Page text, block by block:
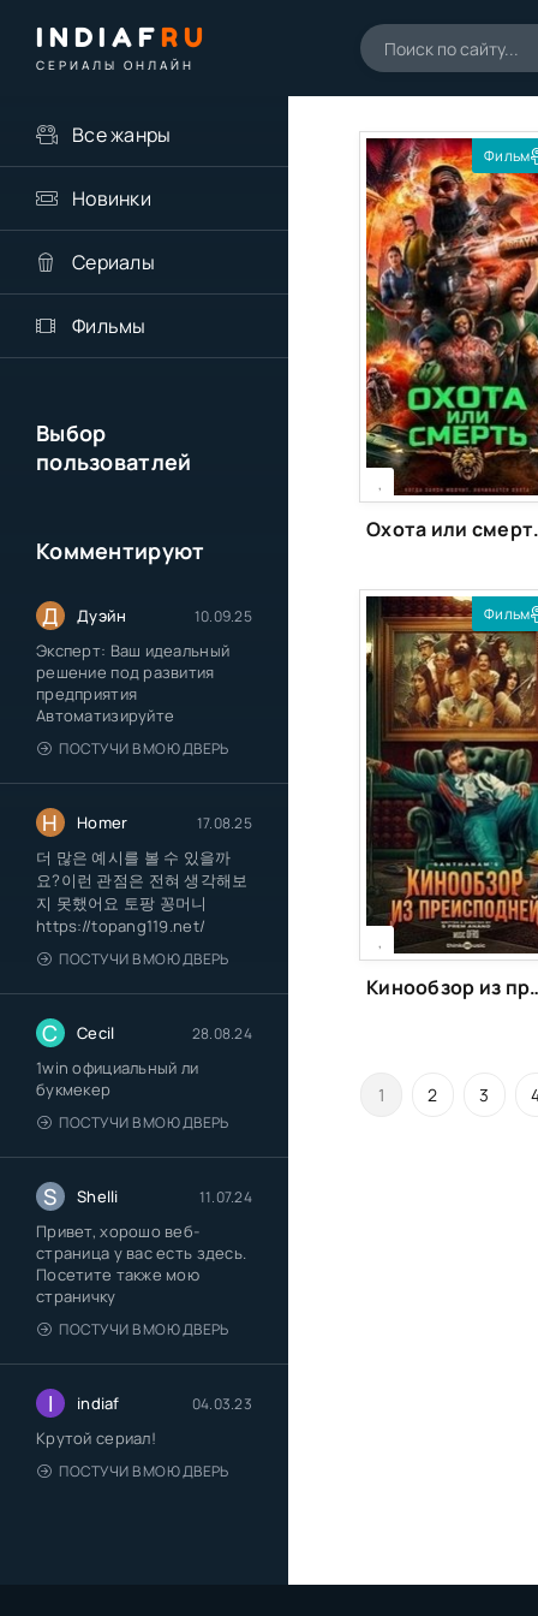
INDIAFRU
СЕРИАЛЫ ОНЛАЙН
Все жанры
Новинки
Сериалы
Фильмы
Выбор
пользоватлей
Комментируют
Д Дуэйн 10.09.25
Эксперт: Ваш идеальный
решение под развития
предприятия
Автоматизируйте
ПОСТУЧИ В МОЮ ДВЕРЬ
H Homer 17.08.25
더 많은 예시를 볼 수 있을까
요?이런 관점은 전혀 생각해보
지 못했어요 토팡 꽁머니
https://topang119.net/
ПОСТУЧИ В МОЮ ДВЕРЬ
C Cecil 28.08.24
1win официальный ли
букмекер
ПОСТУЧИ В МОЮ ДВЕРЬ
S Shelli 11.07.24
Привет, хорошо веб-
страница у вас есть здесь.
Посетите также мою
страничку
ПОСТУЧИ В МОЮ ДВЕРЬ
I indiaf 04.03.23
Крутой сериал!
ПОСТУЧИ В МОЮ ДВЕРЬ
Фильм
[xfgiven_season]
,[/xfgiven_season]
Фильм
[xfgiven_season]
,[/xfgiven_season]
Кинообзор
1 2 3